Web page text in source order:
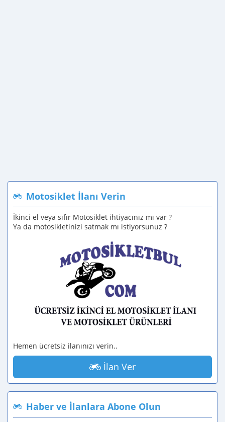
Motosiklet İlanı Verin
İkinci el veya sıfır Motosiklet ihtiyacınız mı var ?
Ya da motosikletinizi satmak mı istiyorsunuz ?
Hemen ücretsiz ilanınızı verin..
İlan Ver
Haber ve İlanlara Abone Olun